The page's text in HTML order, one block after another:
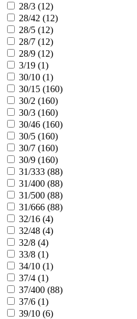
28/3 (12)
28/42 (12)
28/5 (12)
28/7 (12)
28/9 (12)
3/19 (1)
30/10 (1)
30/15 (160)
30/2 (160)
30/3 (160)
30/46 (160)
30/5 (160)
30/7 (160)
30/9 (160)
31/333 (88)
31/400 (88)
31/500 (88)
31/666 (88)
32/16 (4)
32/48 (4)
32/8 (4)
33/8 (1)
34/10 (1)
37/4 (1)
37/400 (88)
37/6 (1)
39/10 (6)